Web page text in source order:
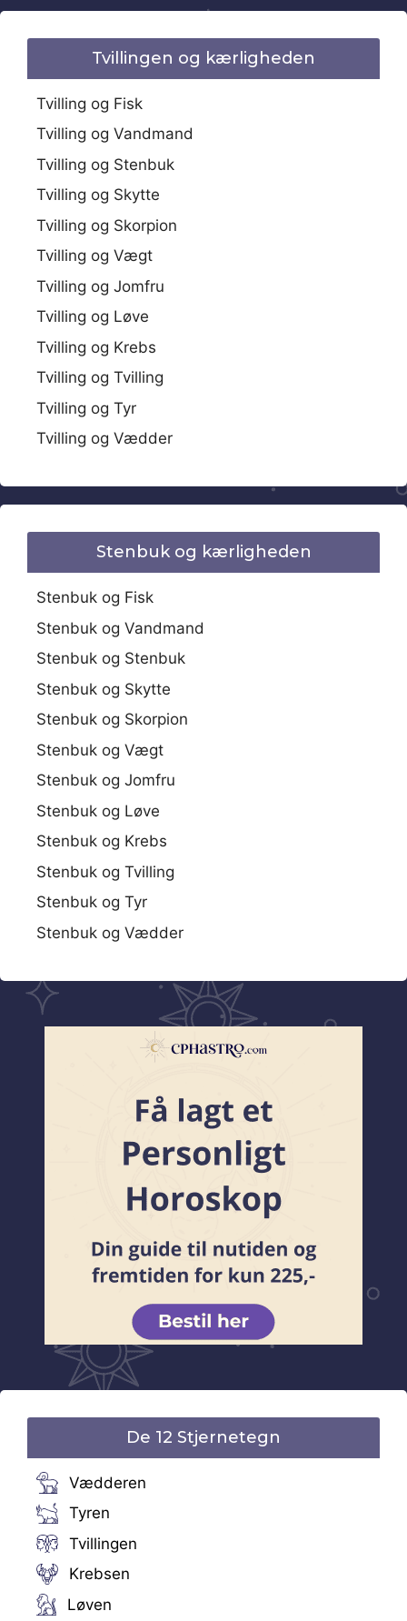
Tvillingen og kærligheden
Tvilling og Fisk
Tvilling og Vandmand
Tvilling og Stenbuk
Tvilling og Skytte
Tvilling og Skorpion
Tvilling og Vægt
Tvilling og Jomfru
Tvilling og Løve
Tvilling og Krebs
Tvilling og Tvilling
Tvilling og Tyr
Tvilling og Vædder
Stenbuk og kærligheden
Stenbuk og Fisk
Stenbuk og Vandmand
Stenbuk og Stenbuk
Stenbuk og Skytte
Stenbuk og Skorpion
Stenbuk og Vægt
Stenbuk og Jomfru
Stenbuk og Løve
Stenbuk og Krebs
Stenbuk og Tvilling
Stenbuk og Tyr
Stenbuk og Vædder
De 12 Stjernetegn
Vædderen
Tyren
Tvillingen
Krebsen
Løven